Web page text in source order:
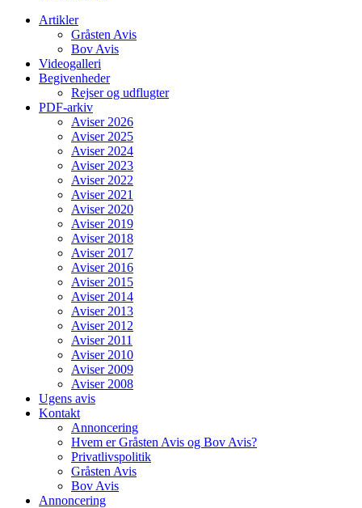
Artikler
Gråsten Avis
Bov Avis
Videogalleri
Begivenheder
Rejser og udflugter
PDF-arkiv
Aviser 2026
Aviser 2025
Aviser 2024
Aviser 2023
Aviser 2022
Aviser 2021
Aviser 2020
Aviser 2019
Aviser 2018
Aviser 2017
Aviser 2016
Aviser 2015
Aviser 2014
Aviser 2013
Aviser 2012
Aviser 2011
Aviser 2010
Aviser 2009
Aviser 2008
Ugens avis
Kontakt
Annoncering
Hvem er Gråsten Avis og Bov Avis?
Privatlivspolitik
Gråsten Avis
Bov Avis
Annoncering